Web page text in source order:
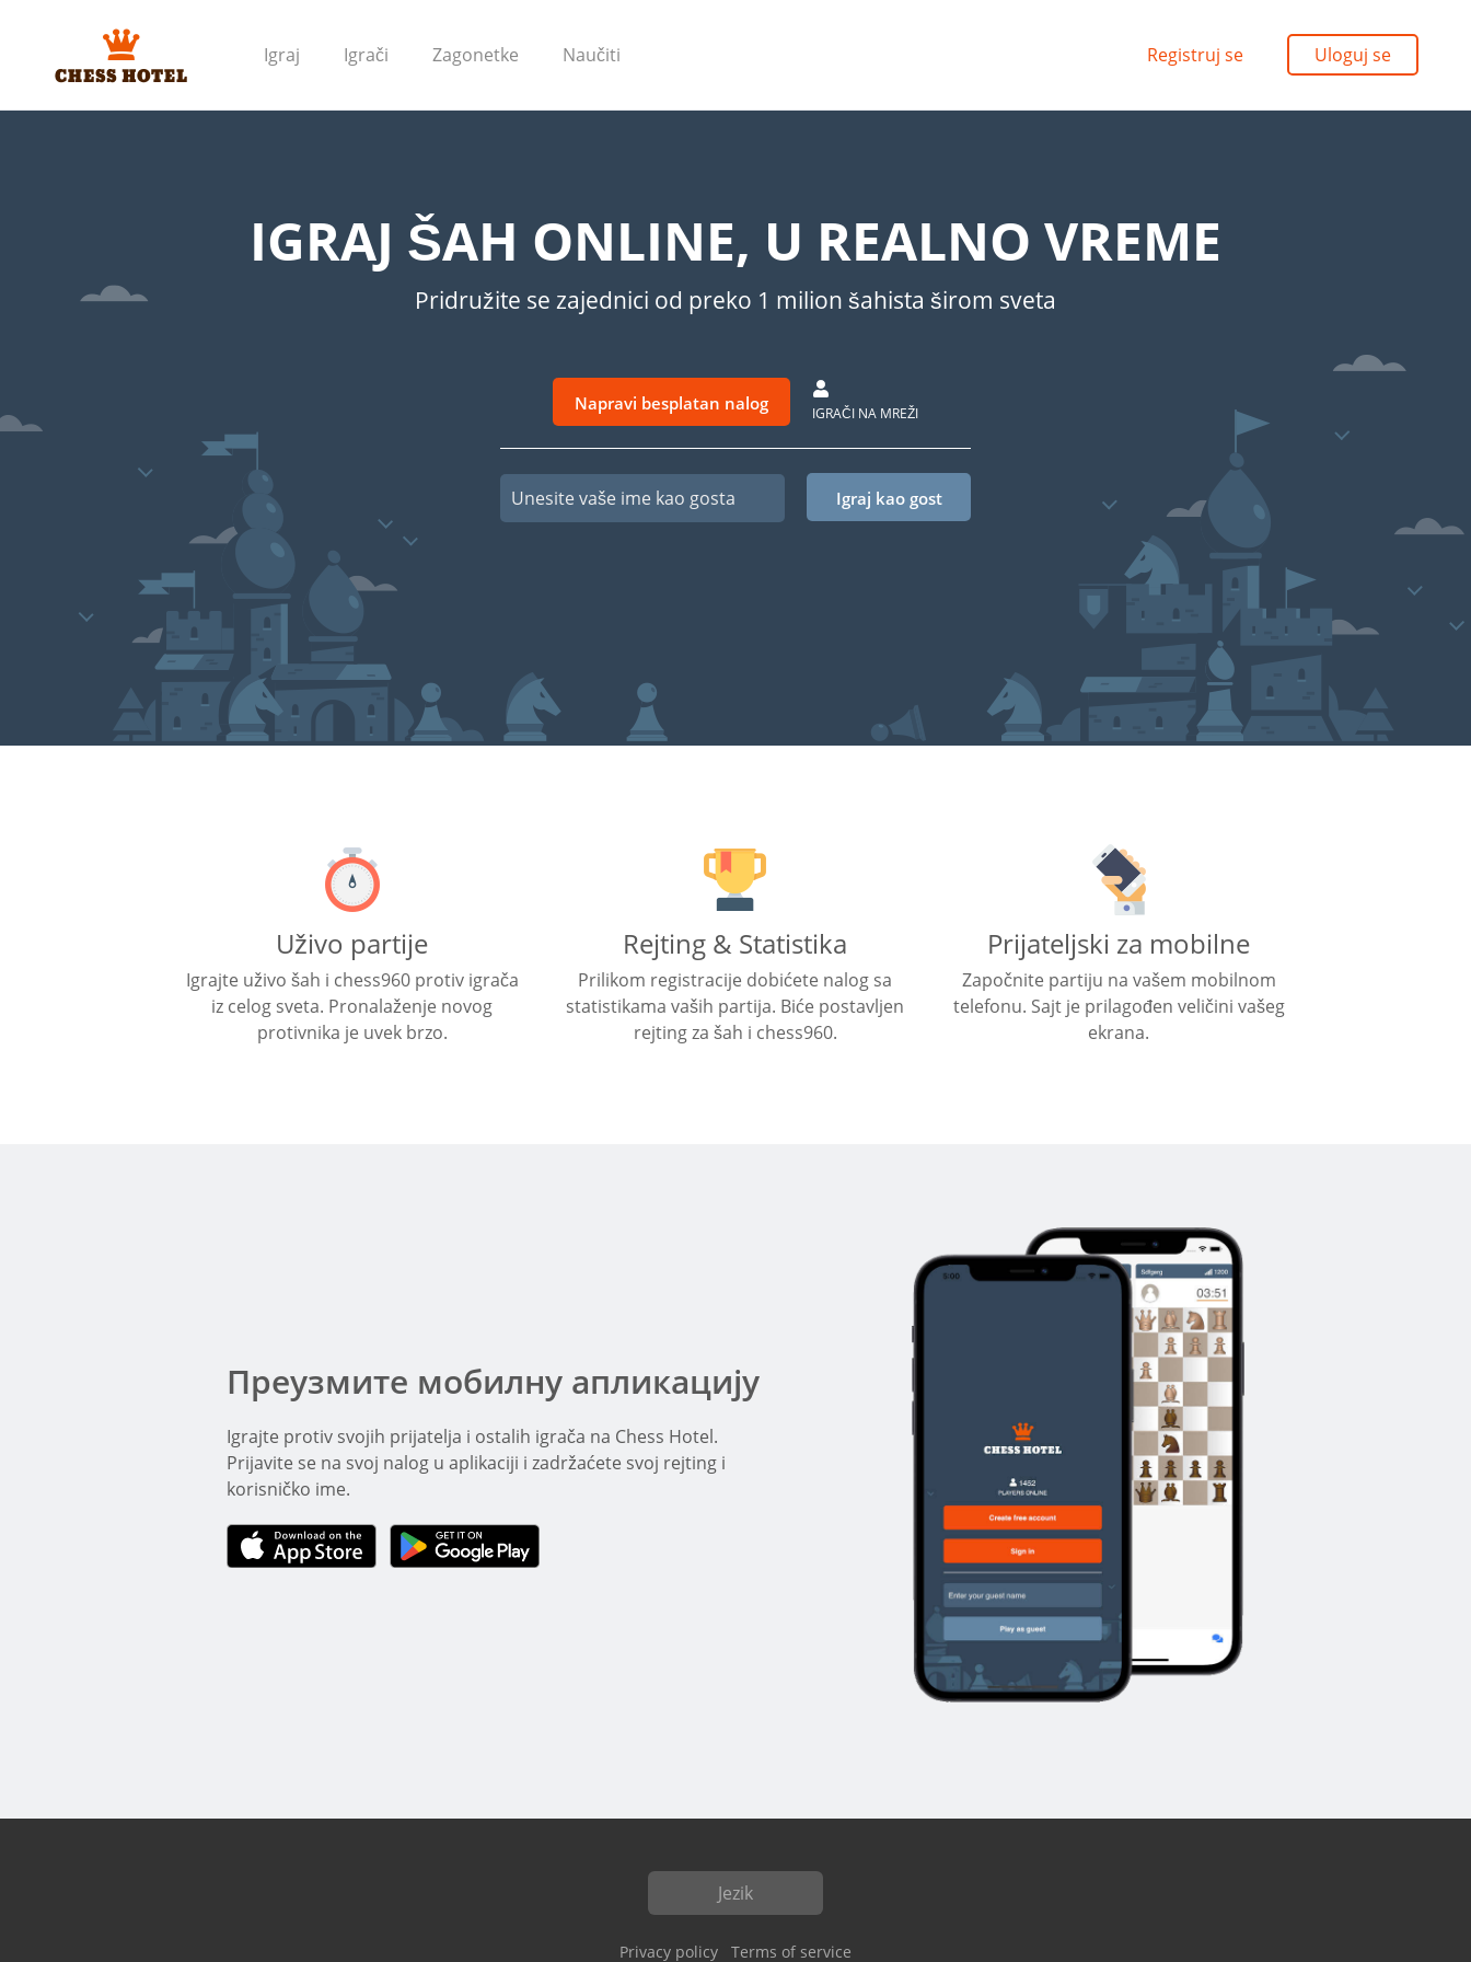
Igraj Igrači Zagonetke Naučiti Registruj se Uloguj se
IGRAJ ŠAH ONLINE, U REALNO VREME
Pridružite se zajednici od preko 1 milion šahista širom sveta
Napravi besplatan nalog IGRAČI NA MREŽI
Igraj kao gost
Uživo partije
Igrajte uživo šah i chess960 protiv igrača
iz celog sveta. Pronalaženje novog
protivnika je uvek brzo.
Rejting & Statistika
Prilikom registracije dobićete nalog sa
statistikama vaših partija. Biće postavljen
rejting za šah i chess960.
Prijateljski za mobilne
Započnite partiju na vašem mobilnom
telefonu. Sajt je prilagođen veličini vašeg
ekrana.
Преузмите мобилну апликацију
Igrajte protiv svojih prijatelja i ostalih igrača na Chess Hotel.
Prijavite se na svoj nalog u aplikaciji i zadržaćete svoj rejting i
korisničko ime.
Jezik
Privacy policy Terms of service